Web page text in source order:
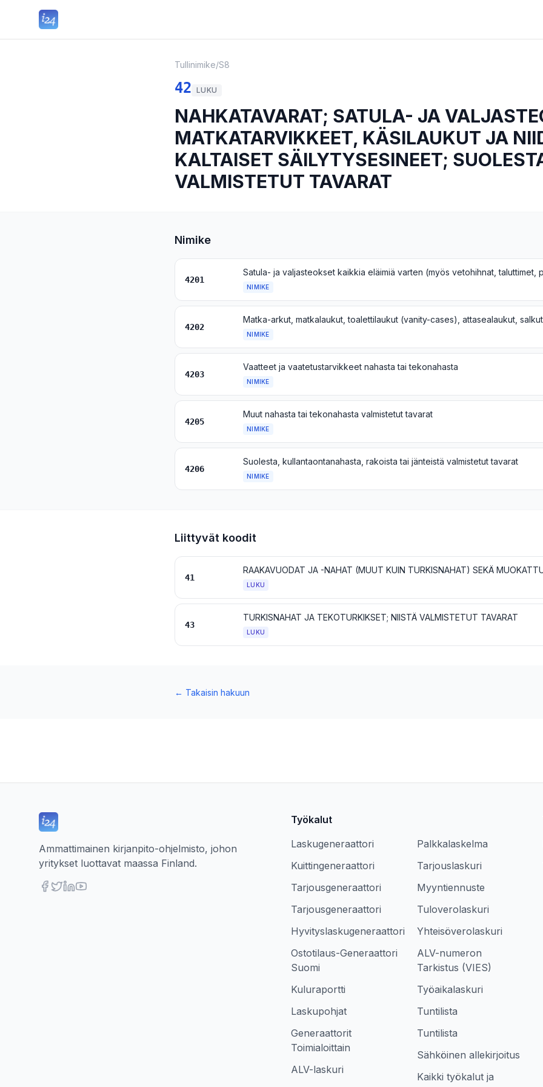
Tullinimike/S8
42 LUKU
NAHKATAVARAT; SATULA- JA
MATKATARVIKKEET, KÄSILAUKUT JA
KALTAISET SÄILYTYSESINEET;
VALMISTETUT TAVARAT
Nimike
4201
NIMIKE
4202
NIMIKE
4203
Vaatteet ja vaatetustarvikkeet nahasta tai tekonahasta
NIMIKE
4205
Muut nahasta tai tekonahasta valmistetut tavarat
NIMIKE
4206
Suolesta, kullantaontanahasta, rakoista tai jänteistä valmistetut tavarat
NIMIKE
Liittyvät koodit
41
RAAKAVUODAT JA -NAHAT (MUUT KUIN TURKISNAHAT) SEKÄ
LUKU
43
TURKISNAHAT JA TEKOTURKIKSET; NIISTÄ VALMISTETUT TAVARAT
LUKU
← Takaisin hakuun
Ammattimainen kirjanpito-ohjelmisto, johon
yritykset luottavat maassa Finland.
Työkalut
Laskugeneraattori
Kuittingeneraattori
Tarjousgeneraattori
Tarjousgeneraattori
Hyvityslaskugeneraattori
Ostotilaus-Generaattori
Suomi
Kuluraportti
Laskupohjat
Generaattorit
Toimialoittain
ALV-laskuri
Palkkalaskelma
Tarjouslaskuri
Myyntiennuste
Tuloverolaskuri
Yhteisöverolaskuri
ALV-numeron
Tarkistus (VIES)
Työaikalaskuri
Tuntilista
Tuntilista
Sähköinen allekirjoitus
Kaikki työkalut ja